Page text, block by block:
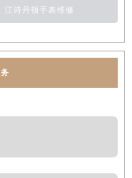
江诗丹顿手表维修